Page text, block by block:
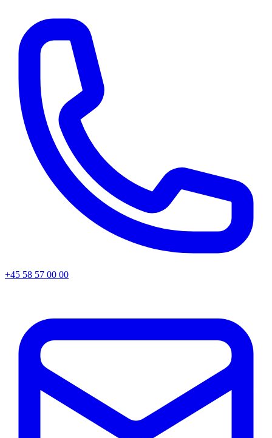
+45 58 57 00 00